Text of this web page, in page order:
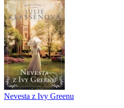
Nevesta z Ivy Greenu